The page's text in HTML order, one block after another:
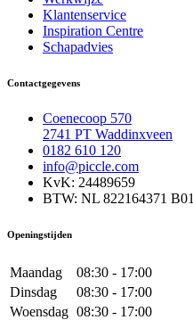
Klantenservice
Inspiration Centre
Schapadvies
Contactgegevens
Coenecoop 570
2741 PT Waddinxveen
0182 610 120
info@piccle.com
KvK: 24489659
BTW: NL 822164371 B01
Openingstijden
Maandag
08:30 - 17:00
Dinsdag
08:30 - 17:00
Woensdag 08:30 - 17:00